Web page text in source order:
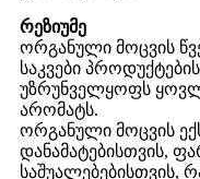
რეზიუმე
ორგანული მოცვის
საკვები
უზრუნველყოფს
არომატს.
ორგანული მოცვის
დანამატებისთვის,
საშუალებებისთვის,